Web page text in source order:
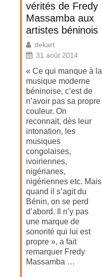
vérités de Fredy
Massamba aux
artistes béninois
dekart
31 août 2014
« Ce qui manque à la
musique moderne
béninoise, c’est de
n’avoir pas sa propre
couleur. On
reconnait, dès leur
intonation, les
musiques
congolaises,
ivoiriennes,
nigérianes,
nigériennes etc. Mais
quand il s’agit du
Bénin, on se perd
d’abord. Il n’y pas
une marque de
sonorité qui lui est
propre », a fait
remarquer Fredy
Massamba …